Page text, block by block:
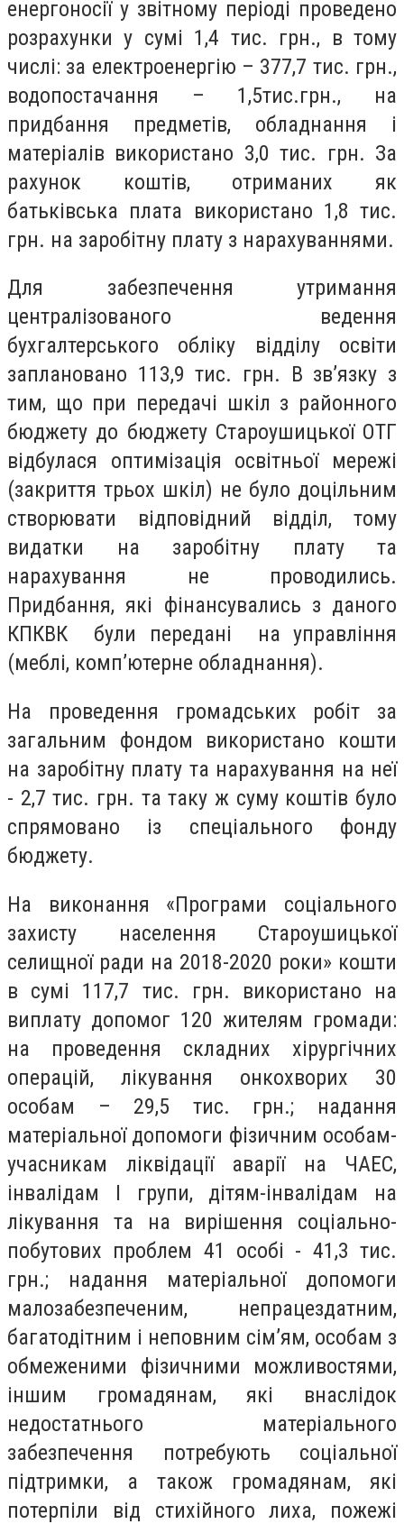
енергоносії у звітному періоді проведено
розрахунки у сумі 1,4 тис. грн., в тому
числі: за електроенергію – 377,7 тис. грн.,
водопостачання – 1,5тис.грн., на
придбання предметів, обладнання і
матеріалів використано 3,0 тис. грн. За
рахунок коштів, отриманих як
батьківська плата використано 1,8 тис.
грн. на заробітну плату з нарахуваннями.
Для забезпечення утримання
централізованого ведення
бухгалтерського обліку відділу освіти
заплановано 113,9 тис. грн. В зв’язку з
тим, що при передачі шкіл з районного
бюджету до бюджету Староушицької ОТГ
відбулася оптимізація освітньої мережі
(закриття трьох шкіл) не було доцільним
створювати відповідний відділ, тому
видатки на заробітну плату та
нарахування не проводились.
Придбання, які фінансувались з даного
КПКВК були передані на управління
(меблі, комп’ютерне обладнання).
На проведення громадських робіт за
загальним фондом використано кошти
на заробітну плату та нарахування на неї
- 2,7 тис. грн. та таку ж суму коштів було
спрямовано із спеціального фонду
бюджету.
На виконання «Програми соціального
захисту населення Староушицької
селищної ради на 2018-2020 роки» кошти
в сумі 117,7 тис. грн. використано на
виплату допомог 120 жителям громади:
на проведення складних хірургічних
операцій, лікування онкохворих 30
особам – 29,5 тис. грн.; надання
матеріальної допомоги фізичним особам-
учасникам ліквідації аварії на ЧАЕС,
інвалідам І групи, дітям-інвалідам на
лікування та на вирішення соціально-
побутових проблем 41 особі - 41,3 тис.
грн.; надання матеріальної допомоги
малозабезпеченим, непрацездатним,
багатодітним і неповним сім’ям, особам з
обмеженими фізичними можливостями,
іншим громадянам, які внаслідок
недостатнього матеріального
забезпечення потребують соціальної
підтримки, а також громадянам, які
потерпіли від стихійного лиха, пожежі